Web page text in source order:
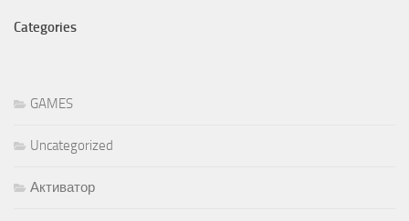
Categories
GAMES
Uncategorized
Активатор